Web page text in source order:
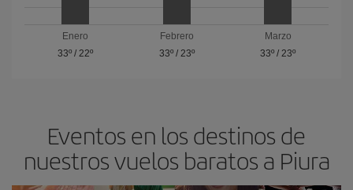
Enero
33º/ 22º
Febrero
33º/ 23º
Marzo
33º / 23º
Eventos en los destinos de
nuestros vuelos baratos a Piura